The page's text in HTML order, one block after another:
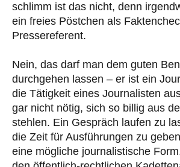
schlimm ist das nicht, denn
ein freies Pöstchen als
Pressereferent.
Nein, das darf man dem guten
durchgehen lassen – er ist ein
die Tätigkeit eines Journalisten
gar nicht nötig, sich so billig aus
stehlen. Ein Gespräch laufen zu
die Zeit für Ausführungen zu
eine mögliche journalistische